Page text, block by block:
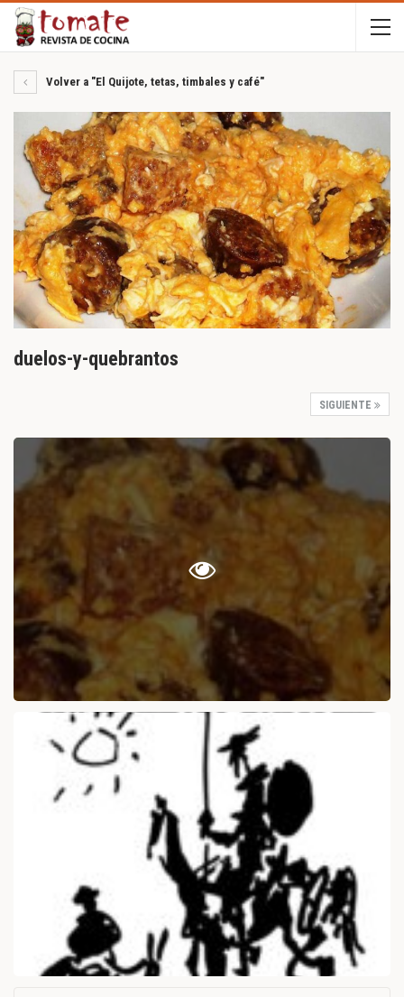
Volver a "El Quijote, tetas, timbales y café"
duelos-y-quebrantos
SIGUIENTE